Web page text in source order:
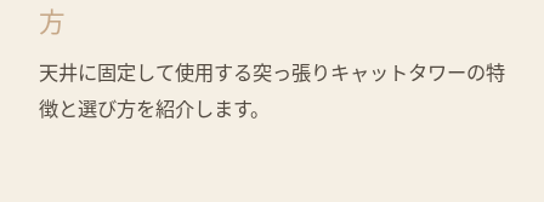
方
天井に固定して使用する突っ張りキャットタワーの特
徴と選び方を紹介します。